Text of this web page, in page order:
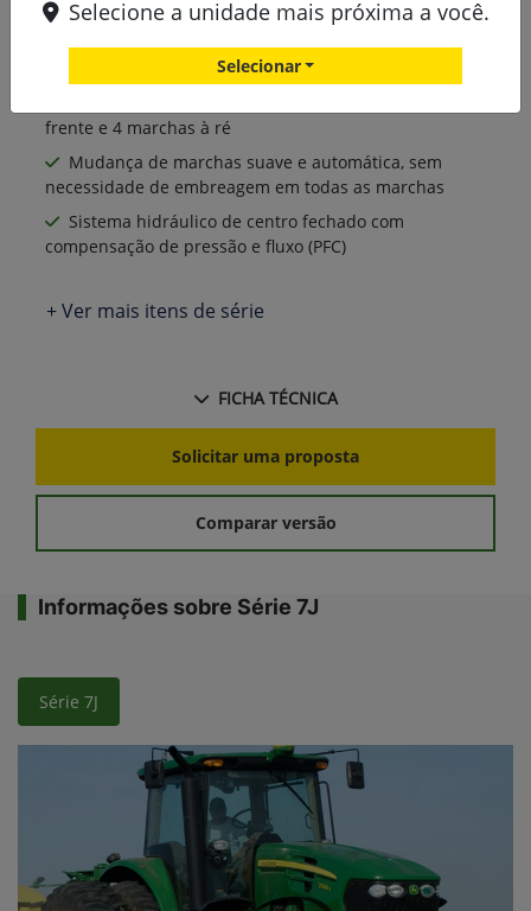
turboalimentado e pós-arrefecido
Potência nominal de 200 cv, com excelente
desempenho em diversas condições
frente e 4 marchas à ré
Mudança de marchas suave e automática, sem
necessidade de embreagem em todas as marchas
Sistema hidráulico de centro fechado com
compensação de pressão e fluxo (PFC)
+ Ver mais itens de série
FICHA TÉCNICA
Solicitar uma proposta
Comparar versão
Informações sobre Série 7J
Série 7J
Selecione a unidade mais próxima a você.
Selecionar